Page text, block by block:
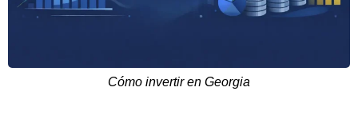
Cómo invertir en Georgia